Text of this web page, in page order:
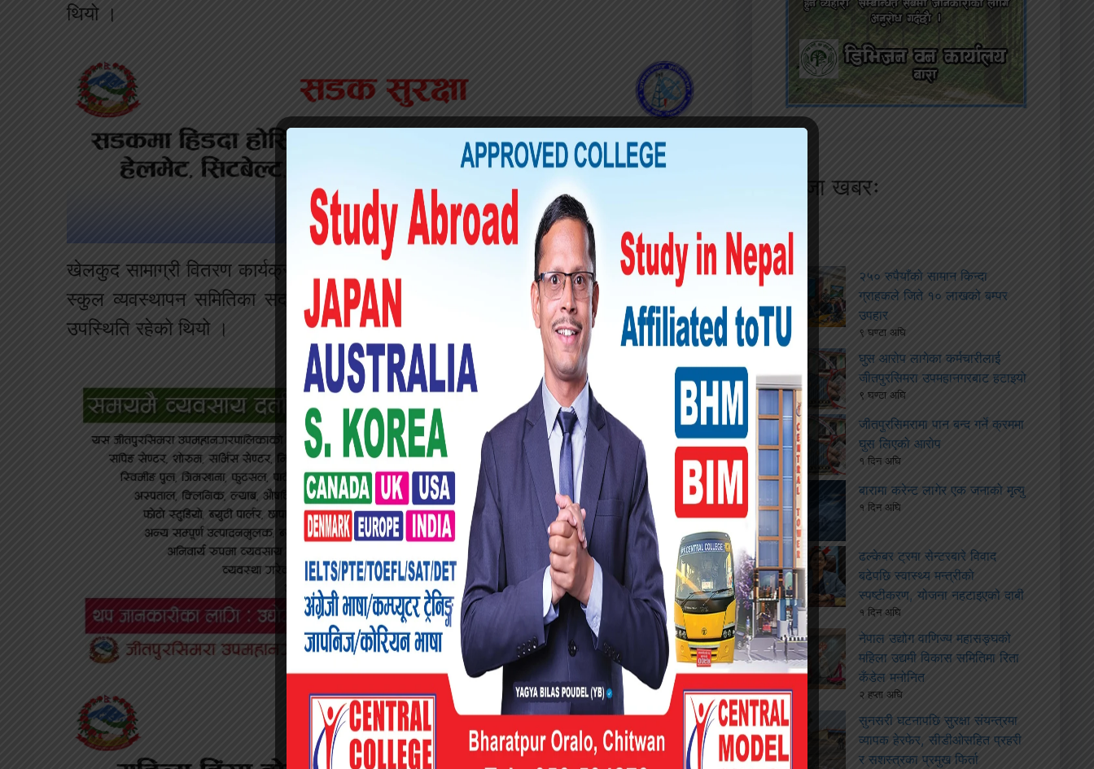
थियो ।
खेलकुद सामाग्री वितरण कार्यक्रममा ७ का वडा सदस्य ज्ञानी पास्वान, समाज सेवी राजेश गिरि,
स्कुल व्यवस्थापन समितिका सदस्यहरू, स्कुलका शिक्षक लगायत स्थानिय समाज सेवीहरूक‍ो
उपस्थिति रहेको थियो ।
ताजा खबरः
२५० रुपैयाँको सामान किन्दा
ग्राहकले जिते १० लाखको बम्पर
उपहार
९ घण्टा अघि
घुस आरोप लागेका कर्मचारीलाई
जीतपुरसिमरा उपमहानगरबाट हटाइयो
९ घण्टा अघि
जीतपुरसिमरामा पान बन्द गर्ने क्रममा
घुस लिएको आरोप
१ दिन अघि
बारामा करेन्ट लागेर एक जनाको मृत्यु
१ दिन अघि
ढल्केबर ट्रमा सेन्टरबारे विवाद
बढेपछि स्वास्थ्य मन्त्रीको
स्पष्टीकरण, योजना नहटाइएको दाबी
१ दिन अघि
नेपाल उद्योग वाणिज्य महासङ्घको
महिला उद्यमी विकास समितिमा रिता
कँडेल मनोनित
२ हप्ता अघि
सुनसरी घटनापछि सुरक्षा संयन्त्रमा
व्यापक हेरफेर, सीडीओसहित प्रहरी
र सशस्त्रका प्रमुख फिर्ता